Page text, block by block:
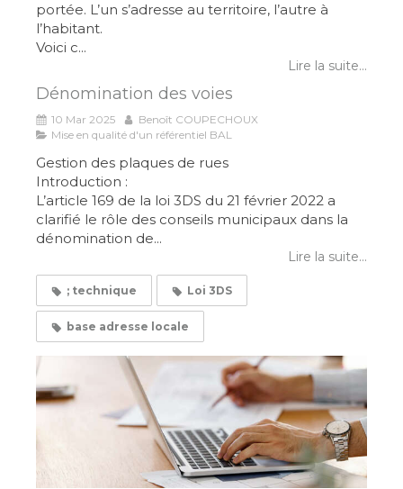
portée. L’un s’adresse au territoire, l’autre à
l’habitant.
Voici c...
Lire la suite...
Dénomination des voies
10 Mar 2025
Benoît COUPECHOUX
Mise en qualité d'un référentiel BAL
Gestion des plaques de rues
Introduction :
L’article 169 de la loi 3DS du 21 février 2022 a
clarifié le rôle des conseils municipaux dans la
dénomination de...
Lire la suite...
; technique Loi 3DS
base adresse locale